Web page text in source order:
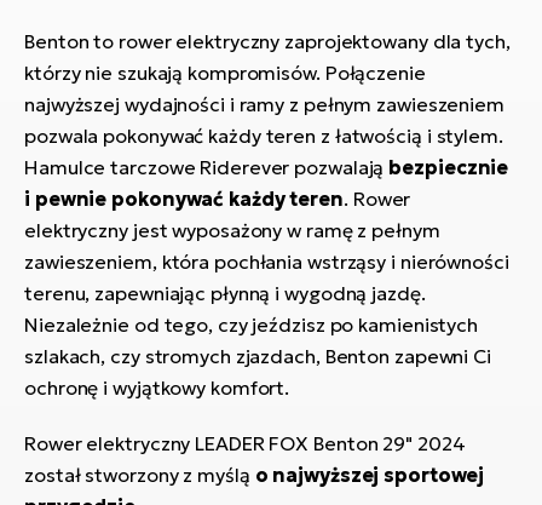
Benton to rower elektryczny zaprojektowany dla tych,
którzy nie szukają kompromisów. Połączenie
najwyższej wydajności i ramy z pełnym zawieszeniem
pozwala pokonywać każdy teren z łatwością i stylem.
Hamulce tarczowe Riderever pozwalają bezpiecznie
i pewnie pokonywać każdy teren. Rower
elektryczny jest wyposażony w ramę z pełnym
zawieszeniem, która pochłania wstrząsy i nierówności
terenu, zapewniając płynną i wygodną jazdę.
Niezależnie od tego, czy jeździsz po kamienistych
szlakach, czy stromych zjazdach, Benton zapewni Ci
ochronę i wyjątkowy komfort.
Rower elektryczny LEADER FOX Benton 29" 2024
został stworzony z myślą o najwyższej sportowej